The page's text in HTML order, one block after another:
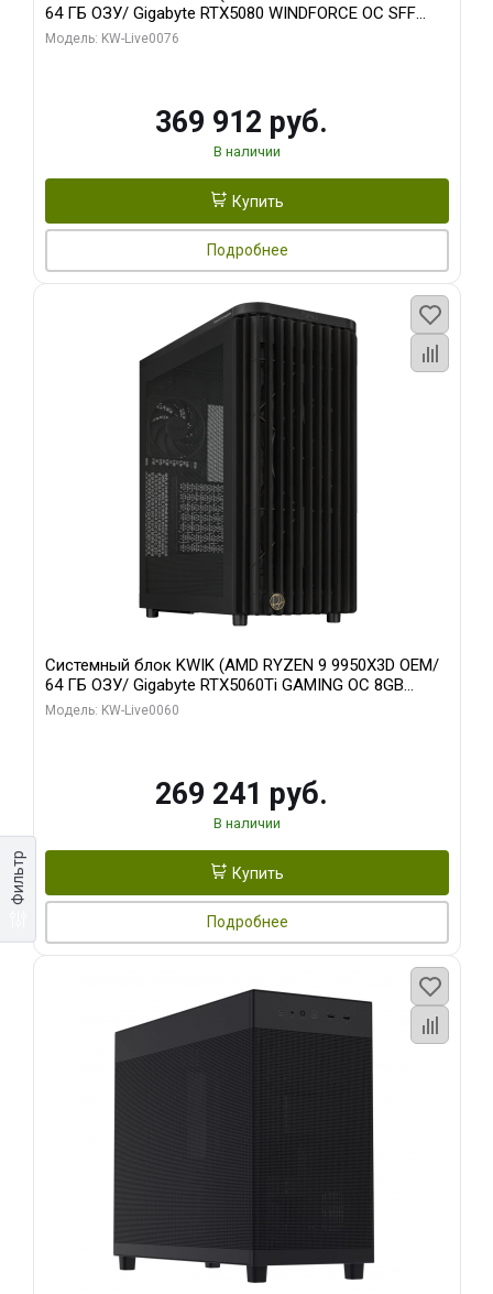
Фильтр
64 ГБ ОЗУ/ Gigabyte RTX5080 WINDFORCE OC SFF
16GB GDDR7 256bit / 960 ГБ SSD)
Модель: KW-Live0076
369 912 руб.
В наличии
Купить
Подробнее
Системный блок KWIK (AMD RYZEN 9 9950X3D OEM/
64 ГБ ОЗУ/ Gigabyte RTX5060Ti GAMING OC 8GB
GDDR7 128bit 3xDP H/ 1 ТБ SSD)
Модель: KW-Live0060
269 241 руб.
В наличии
Купить
Подробнее